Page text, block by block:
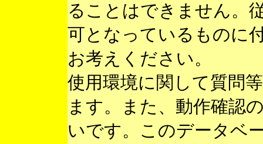
ることはできません。
可となっているものに
お考えください。
使用環境に関して質問
ます。また、動作確認
いです。このデータベ